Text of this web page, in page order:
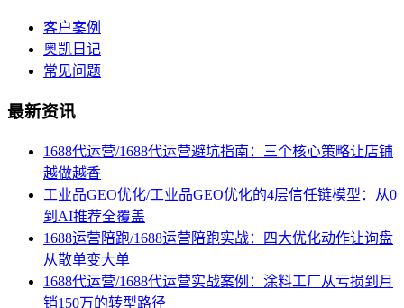
客户案例
奥凯日记
常见问题
最新资讯
1688代运营/1688代运营避坑指南：三个核心策略让店铺
越做越香
工业品GEO优化/工业品GEO优化的4层信任链模型：从0
到AI推荐全覆盖
1688运营陪跑/1688运营陪跑实战：四大优化动作让询盘
从散单变大单
1688代运营/1688代运营实战案例：涂料工厂从亏损到月
销150万的转型路径